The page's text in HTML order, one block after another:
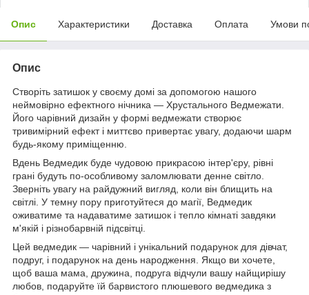
Опис Характеристики Доставка Оплата Умови
Опис
Створіть затишок у своєму домі за допомогою нашого
неймовірно ефектного нічника — Хрустального Ведмежати.
Його чарівний дизайн у формі ведмежати створює
тривимірний ефект і миттєво привертає увагу, додаючи шарм
будь-якому приміщенню.
Вдень Ведмедик буде чудовою прикрасою інтер'єру, рівні
грані будуть по-особливому заломлювати денне світло.
Зверніть увагу на райдужний вигляд, коли він блищить на
світлі. У темну пору приготуйтеся до магії, Ведмедик
оживатиме та надаватиме затишок і тепло кімнаті завдяки
м'якій і різнобарвній підсвітці.
Цей ведмедик — чарівний і унікальний подарунок для дівчат,
подруг, і подарунок на день народження. Якщо ви хочете,
щоб ваша мама, дружина, подруга відчули вашу найщирішу
любов, подаруйте їй барвистого плюшевого ведмедика з